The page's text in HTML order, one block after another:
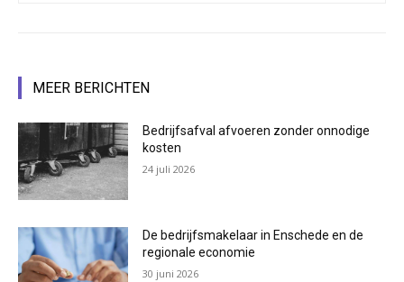
MEER BERICHTEN
Bedrijfsafval afvoeren zonder onnodige
kosten
24 juli 2026
De bedrijfsmakelaar in Enschede en de
regionale economie
30 juni 2026